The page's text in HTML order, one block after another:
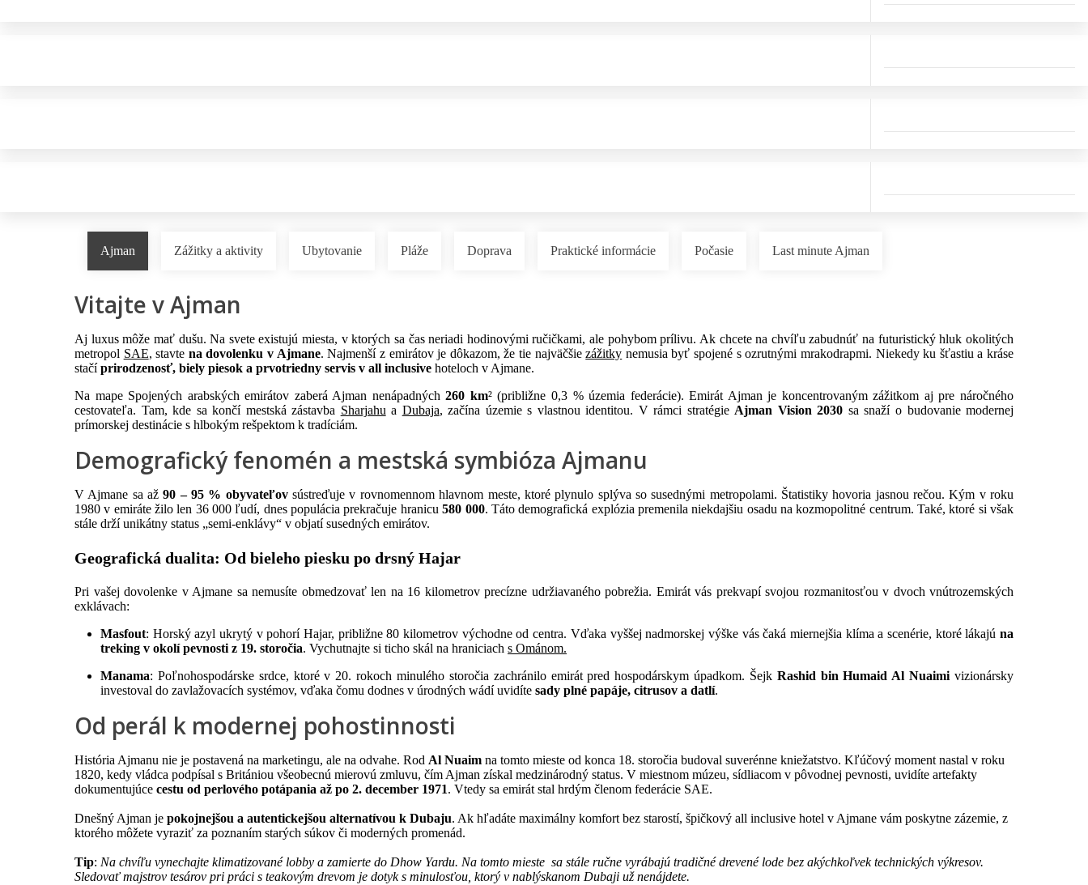
Ajman Zážitky a aktivity Ubytovanie Pláže Doprava Praktické informácie Počasie Last minute Ajman
Vitajte v Ajman
Aj luxus môže mať dušu. Na svete existujú miesta, v ktorých sa čas neriadi hodinovými ručičkami, ale pohybom prílivu. Ak chcete na chvíľu zabudnúť na futuristický hluk okolitých
metropol SAE, stavte na dovolenku v Ajmane. Najmenší z emirátov je dôkazom, že tie najväčšiezážitky nemusia byť spojené s ozrutnými mrakodrapmi. Niekedy ku šťastiu a kráse
stačíprirodzenosť, biely piesok a prvotriedny servis v all inclusive hoteloch v Ajmane.
Na mape Spojených arabských emirátov zaberá Ajman nenápadných 260 km² (približne 0,3 % územia federácie). Emirát Ajman je koncentrovaným zážitkom aj pre náročného
cestovateľa. Tam, kde sa končí mestská zástavba Sharjahu a Dubaja, začína územie s vlastnou identitou. V rámci stratégie Ajman Vision 2030 sa snaží o budovanie modernej
prímorskej destinácie s hlbokým rešpektom k tradíciám.
Demografický fenomén a mestská symbióza Ajmanu
V Ajmane sa až90 – 95 % obyvateľovsústreďuje v rovnomennom hlavnom meste, ktoré plynulo splýva so susednými metropolami. Štatistiky hovoria jasnou rečou. Kým v roku
1980 v emiráte žilo len 36 000 ľudí, dnes populácia prekračuje hranicu580 000. Táto demografická explózia premenila niekdajšiu osadu na kozmopolitné centrum. Také, ktoré si však
stále drží unikátny status „semi-enklávy“ v objatí susedných emirátov.
Geografická dualita: Od bieleho piesku po drsný Hajar
Pri vašej dovolenke v Ajmane sa nemusíte obmedzovať len na 16 kilometrov precízne udržiavaného pobrežia. Emirát vás prekvapí svojou rozmanitosťou v dvoch vnútrozemských
exklávach:
Masfout: Horský azyl ukrytý v pohorí Hajar, približne 80 kilometrov východne od centra. Vďaka vyššej nadmorskej výške vás čaká miernejšia klíma a scenérie, ktoré lákajú na
treking v okolí pevnosti z 19. storočia. Vychutnajte si ticho skál na hraniciach s Ománom.
Manama: Poľnohospodárske srdce, ktoré v 20. rokoch minulého storočia zachránilo emirát pred hospodárskym úpadkom. Šejk Rashid bin Humaid Al Nuaimi vizionársky
investoval do zavlažovacích systémov, vďaka čomu dodnes v úrodných wádí uvidíte sady plné papáje, citrusov a datlí.
Od perál k modernej pohostinnosti
História Ajmanu nie je postavená na marketingu, ale na odvahe. Rod Al Nuaim na tomto mieste od konca 18. storočia budoval suverénne kniežatstvo. Kľúčový moment nastal v roku
1820, kedy vládca podpísal s Britániou všeobecnú mierovú zmluvu, čím Ajman získal medzinárodný status. V miestnom múzeu, sídliacom v pôvodnej pevnosti, uvidíte artefakty
dokumentujúce cestu od perlového potápania až po 2. december 1971. Vtedy sa emirát stal hrdým členom federácie SAE.
Dnešný Ajman je pokojnejšou a autentickejšou alternatívou k Dubaju. Ak hľadáte maximálny komfort bez starostí, špičkový all inclusive hotel v Ajmane vám poskytne zázemie, z
ktorého môžete vyraziť za poznaním starých súkov či moderných promenád.
Tip: Na chvíľu vynechajte klimatizované lobby a zamierte do Dhow Yardu. Na tomto mieste sa stále ručne vyrábajú tradičné drevené lode bez akýchkoľvek technických výkresov.
Sledovať majstrov tesárov pri práci s teakovým drevom je dotyk s minulosťou, ktorý v nablýskanom Dubaji už nenájdete.